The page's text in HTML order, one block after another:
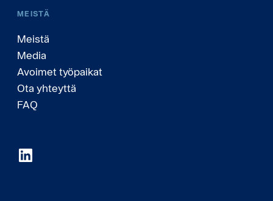
MEISTÄ
Meistä
Media
Avoimet työpaikat
Ota yhteyttä
FAQ